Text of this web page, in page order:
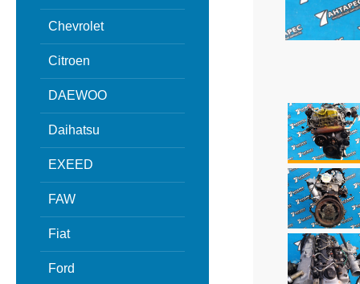
Chevrolet
Citroen
DAEWOO
Daihatsu
EXEED
FAW
Fiat
Ford